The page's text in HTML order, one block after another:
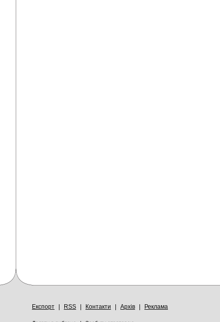
Експорт RSS Контакти Архів Реклама